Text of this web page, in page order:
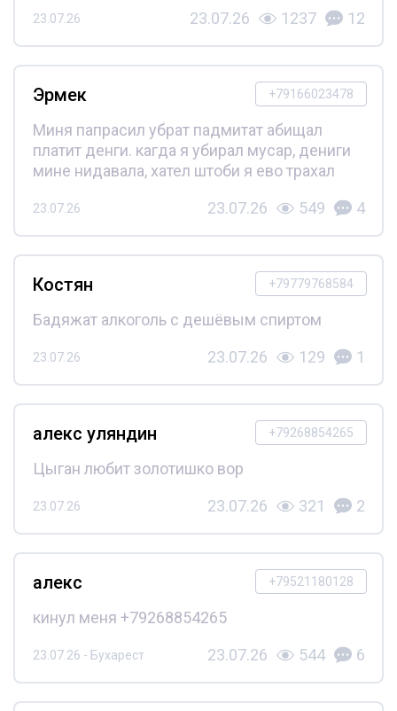
23.07.26 23.07.26 1237 12
+79166023478
Эрмек
Миня папрасил убрат падмитат абищал
платит денги. кагда я убирал мусар, дениги
мине нидавала, хател штоби я ево трахал
23.07.26 23.07.26 549 4
+79779768584
Костян
Бадяжат алкоголь с дешёвым спиртом
23.07.26 23.07.26 129 1
+79268854265
алекс уляндин
Цыган любит золотишко вор
23.07.26 23.07.26 321 2
+79521180128
алекс
кинул меня +79268854265
23.07.26 - Бухарест 23.07.26 544 6